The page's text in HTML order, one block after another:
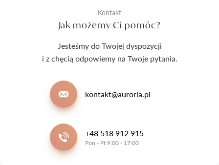
Kontakt
Jak możemy Ci pomóc?
Jesteśmy do Twojej dyspozycji
i z chęcią odpowiemy na Twoje pytania.
kontakt@auroria.pl
+48 518 912 915
Pon - Pt 9:00 - 17:00